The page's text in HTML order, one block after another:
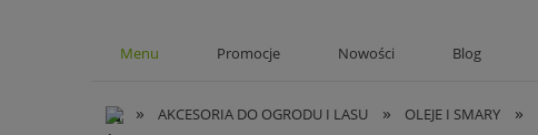
Menu Promocje Nowości Blog
» AKCESORIA DO OGRODU I LASU » OLEJE I SMARY »